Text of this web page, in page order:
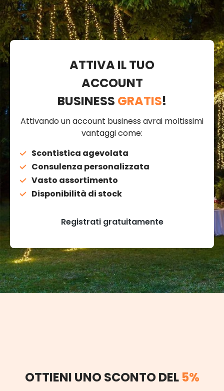
ATTIVA IL TUO
ACCOUNT
BUSINESS GRATIS!
Attivando un account business avrai moltissimi
vantaggi come:
Scontistica agevolata
Consulenza personalizzata
Vasto assortimento
Disponibilità di stock
Registrati gratuitamente
OTTIENI UNO SCONTO DEL 5%